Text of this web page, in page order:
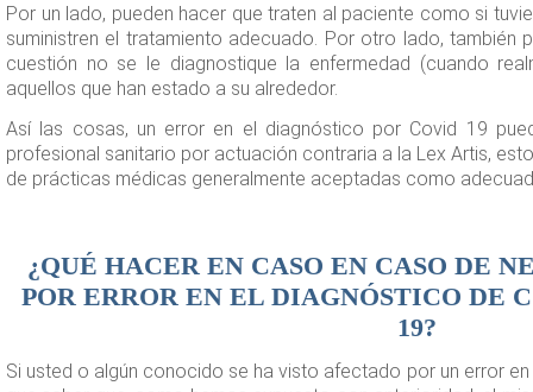
Por un lado, pueden hacer que traten al paciente como si
suministren el tratamiento adecuado. Por otro lado, también
cuestión no se le diagnostique la enfermedad (cuando
aquellos que han estado a su alrededor.
Así las cosas, un error en el diagnóstico por Covid 19
profesional sanitario por actuación contraria a la Lex Artis,
de prácticas médicas generalmente aceptadas como
¿QUÉ HACER EN CASO EN CASO DE
POR ERROR EN EL DIAGNÓSTICO DE
19?
Si usted o algún conocido se ha visto afectado por un error